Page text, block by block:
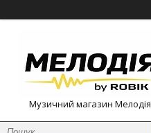
Музичний магазин Мелодія